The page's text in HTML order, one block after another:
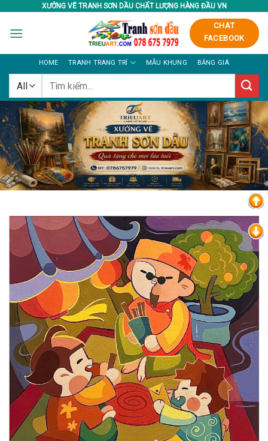
content
XƯỞNG VẼ TRANH SƠN DẦU CHẤT LƯỢNG HÀNG ĐẦU VN
CHAT
FACEBOOK
HOME TRANH TRANG TRÍ MẪU KHUNG BẢNG GIÁ
Tìm